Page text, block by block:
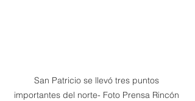
San Patricio se llevó tres puntos
importantes del norte- Foto Prensa Rincón